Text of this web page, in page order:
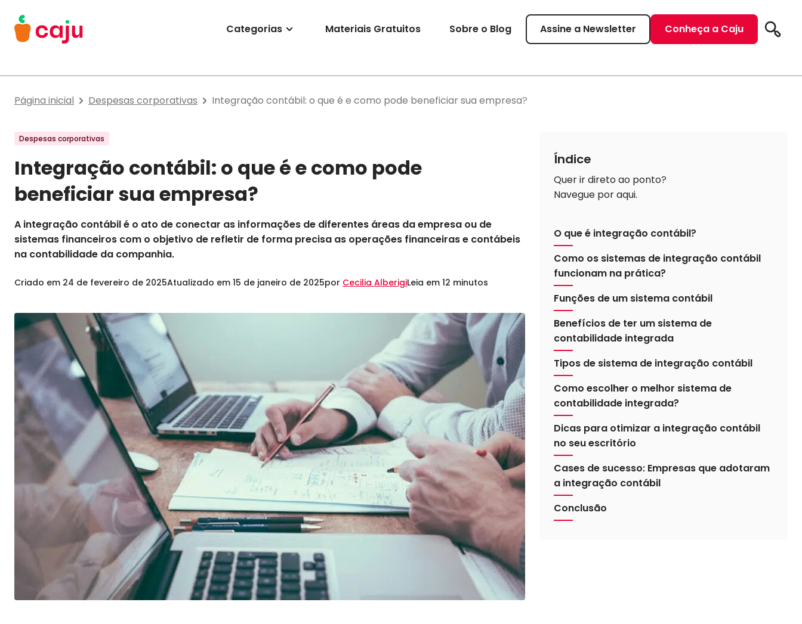
Menu Principal
Categorias Materiais Gratuitos Sobre o Blog Assine a Newsletter Conheça a Caju
Página inicial Despesas corporativas Integração contábil: o que é e como pode beneficiar sua empresa?
Despesas corporativas
Integração contábil: o que é e como pode
beneficiar sua empresa?
A integração contábil é o ato de conectar as informações de diferentes áreas da empresa ou de
sistemas financeiros com o objetivo de refletir de forma precisa as operações financeiras e contábeis
na contabilidade da companhia.
Criado em 24 de fevereiro de 2025Atualizado em 15 de janeiro de 2025por Cecilia AlberigiLeia em 12 minutos
Índice
Quer ir direto ao ponto?
Navegue por aqui.
O que é integração contábil?
Como os sistemas de integração contábil
funcionam na prática?
Funções de um sistema contábil
Benefícios de ter um sistema de
contabilidade integrada
Tipos de sistema de integração contábil
Como escolher o melhor sistema de
contabilidade integrada?
Dicas para otimizar a integração contábil
no seu escritório
Cases de sucesso: Empresas que adotaram
a integração contábil
Conclusão